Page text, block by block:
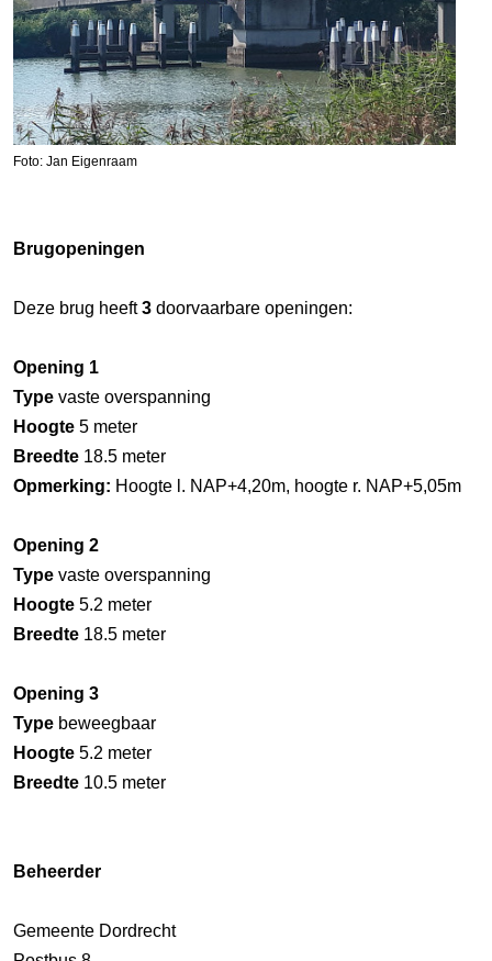
Foto: Jan Eigenraam
Brugopeningen
Deze brug heeft3 doorvaarbare openingen:
Opening 1
Type vaste overspanning
Hoogte 5 meter
Breedte 18.5 meter
Opmerking: Hoogte l. NAP+4,20m, hoogte r. NAP+5,05m
Opening 2
Type vaste overspanning
Hoogte 5.2 meter
Breedte 18.5 meter
Opening 3
Type beweegbaar
Hoogte 5.2 meter
Breedte 10.5 meter
Beheerder
Gemeente Dordrecht